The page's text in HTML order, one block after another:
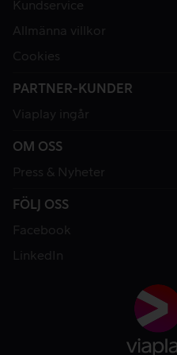
Kundservice
Allmänna villkor
Cookies
PARTNER-KUNDER
Viaplay ingår
OM OSS
Press & Nyheter
FÖLJ OSS
Facebook
LinkedIn